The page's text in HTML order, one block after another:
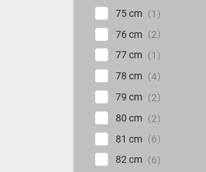
75 cm
1
76 cm
2
77 cm
1
78 cm
4
79 cm
2
80 cm
2
81 cm
6
82 cm
6